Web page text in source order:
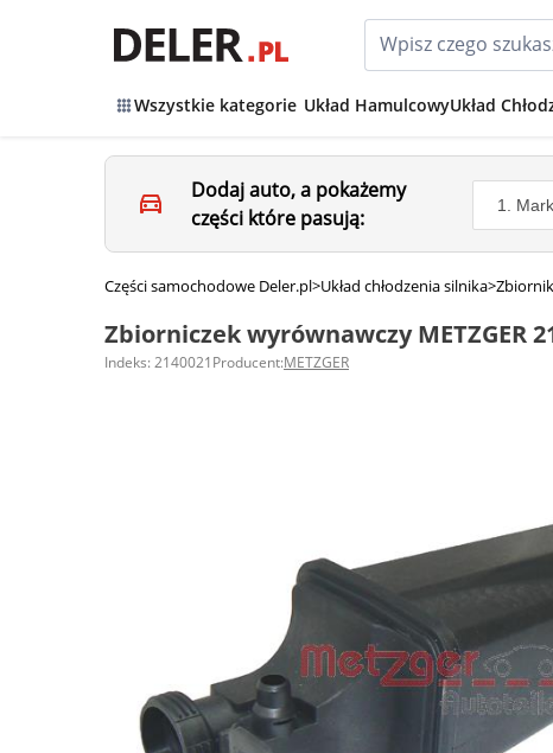
Wszystkie kategorie Układ HamulcowyUkład
Dodaj auto, a pokażemy
części które pasują:
Części samochodowe Deler.pl>Układ chłodzenia silnika>
Zbiorniczek wyrównawczy METZGER
Indeks: 2140021Producent:METZGER